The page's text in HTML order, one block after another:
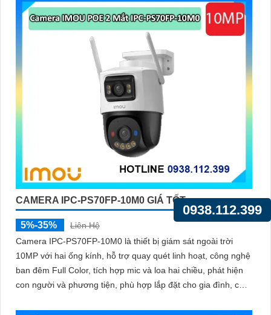
CAMERA IPC-PS70FP-10M0 GIÁ TỐT
5%-35%
Liên Hệ
Camera IPC-PS70FP-10M0 là thiết bị giám sát ngoài trời
10MP với hai ống kính, hỗ trợ quay quét linh hoạt, công nghệ
ban đêm Full Color, tích hợp mic và loa hai chiều, phát hiện
con người và phương tiện, phù hợp lắp đặt cho gia đình, cửa
0938.112.399